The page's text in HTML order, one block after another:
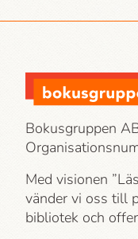
Bokusgruppen
Med visionen
vänder vi oss till
bibliotek och